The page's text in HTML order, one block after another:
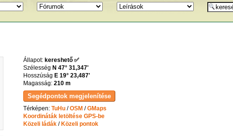
Állapot: kereshető ✅
Szélesség N 47° 31,347'
Hosszúság E 19° 23,487'
Magasság: 210 m
Térképen: TuHu/OSM/GMaps
Koordináták letöltése GPS-be
Közeli ládák/Közeli pontok